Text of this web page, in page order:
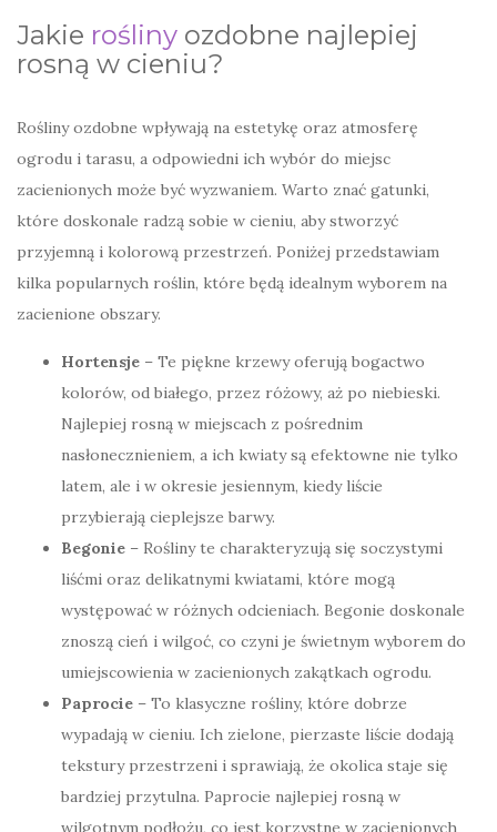
Jakie rośliny ozdobne najlepiej
rosną w cieniu?
Rośliny ozdobne wpływają na estetykę oraz atmosferę
ogrodu i tarasu, a odpowiedni ich wybór do miejsc
zacienionych może być wyzwaniem. Warto znać gatunki,
które doskonale radzą sobie w cieniu, aby stworzyć
przyjemną i kolorową przestrzeń. Poniżej przedstawiam
kilka popularnych roślin, które będą idealnym wyborem na
zacienione obszary.
Hortensje – Te piękne krzewy oferują bogactwo
kolorów, od białego, przez różowy, aż po niebieski.
Najlepiej rosną w miejscach z pośrednim
nasłonecznieniem, a ich kwiaty są efektowne nie tylko
latem, ale i w okresie jesiennym, kiedy liście
przybierają cieplejsze barwy.
Begonie – Rośliny te charakteryzują się soczystymi
liśćmi oraz delikatnymi kwiatami, które mogą
występować w różnych odcieniach. Begonie doskonale
znoszą cień i wilgoć, co czyni je świetnym wyborem do
umiejscowienia w zacienionych zakątkach ogrodu.
Paprocie – To klasyczne rośliny, które dobrze
wypadają w cieniu. Ich zielone, pierzaste liście dodają
tekstury przestrzeni i sprawiają, że okolica staje się
bardziej przytulna. Paprocie najlepiej rosną w
wilgotnym podłożu, co jest korzystne w zacienionych